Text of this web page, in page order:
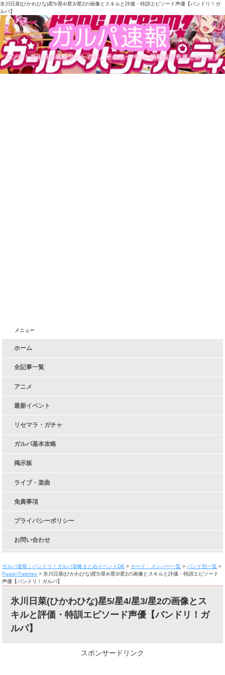
氷川日菜(ひかわひな)星5/星4/星3/星2の画像とスキルと評価・特訓エピソード声優【バンドリ！ガ
ルパ】
メニュー
ホーム
全記事一覧
アニメ
最新イベント
リセマラ・ガチャ
ガルパ基本攻略
掲示板
ライブ・楽曲
免責事項
プライバシーポリシー
お問い合わせ
ガルパ速報｜バンドリ！ガルパ攻略まとめイベントDB > カード・メンバー一覧 > バンド別一覧 >
Pastel Palettes > 氷川日菜(ひかわひな)星5/星4/星3/星2の画像とスキルと評価・特訓エピソード
声優【バンドリ！ガルパ】
氷川日菜(ひかわひな)星5/星4/星3/星2の画像とス
キルと評価・特訓エピソード声優【バンドリ！ガ
ルパ】
スポンサードリンク